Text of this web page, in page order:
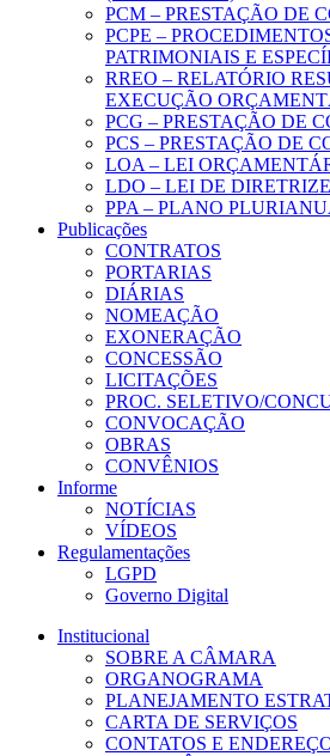
PCM – PRESTAÇÃO DE
PCPE –
PATRIMONIAIS E
RREO – RELATÓRIO
EXECUÇÃO
PCG – PRESTAÇÃO DE
PCS – PRESTAÇÃO DE
LOA – LEI
LDO – LEI DE
PPA – PLANO
Publicações
CONTRATOS
PORTARIAS
DIÁRIAS
NOMEAÇÃO
EXONERAÇÃO
CONCESSÃO
LICITAÇÕES
PROC. SELETIVO/
CONVOCAÇÃO
OBRAS
CONVÊNIOS
Informe
NOTÍCIAS
VÍDEOS
Regulamentações
LGPD
Governo Digital
Institucional
SOBRE A CÂMARA
ORGANOGRAMA
PLANEJAMENTO
CARTA DE SERVIÇOS
CONTATOS E